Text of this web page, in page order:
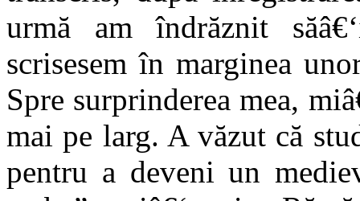
urmă am îndrăznit
scrisesem în marginea
Spre surprinderea mea,
mai pe larg. A văzut că
pentru a deveni un